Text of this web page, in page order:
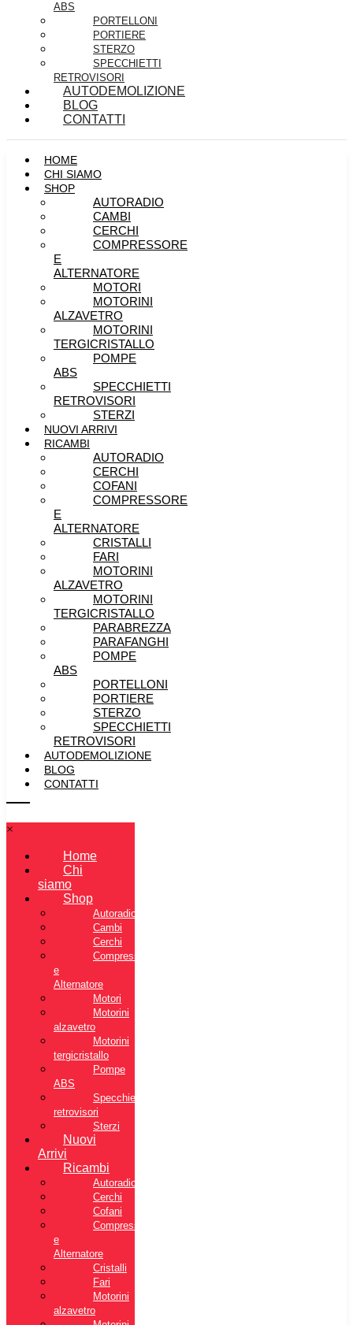
ABS
PORTELLONI
PORTIERE
STERZO
SPECCHIETTI
RETROVISORI
AUTODEMOLIZIONE
BLOG
CONTATTI
HOME
CHI SIAMO
SHOP
AUTORADIO
CAMBI
CERCHI
COMPRESSORE
E
ALTERNATORE
MOTORI
MOTORINI
ALZAVETRO
MOTORINI
TERGICRISTALLO
POMPE
ABS
SPECCHIETTI
RETROVISORI
STERZI
NUOVI ARRIVI
RICAMBI
AUTORADIO
CERCHI
COFANI
COMPRESSORE
E
ALTERNATORE
CRISTALLI
FARI
MOTORINI
ALZAVETRO
MOTORINI
TERGICRISTALLO
PARABREZZA
PARAFANGHI
POMPE
ABS
PORTELLONI
PORTIERE
STERZO
SPECCHIETTI
RETROVISORI
AUTODEMOLIZIONE
BLOG
CONTATTI
×
Home
Chi
siamo
Shop
Autoradio
Cambi
Cerchi
Compressore
e
Alternatore
Motori
Motorini
alzavetro
Motorini
tergicristallo
Pompe
ABS
Specchietti
retrovisori
Sterzi
Nuovi
Arrivi
Ricambi
Autoradio
Cerchi
Cofani
Compressore
e
Alternatore
Cristalli
Fari
Motorini
alzavetro